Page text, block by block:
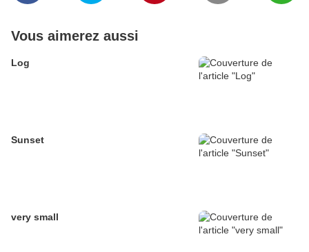
Vous aimerez aussi
Log
Sunset
very small